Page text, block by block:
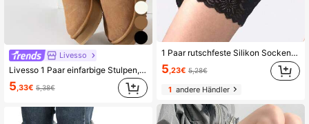
Livesso
Livesso 1 Paar einfarbige Stulpen, modisch & warm, geeignet für Schuloutfit, Halloween Socken, Herbst/Winter, Lässig, Feiertage, Weihnachtsparty Outfit
5,33€ 5,38€
1 Paar rutschfeste Silikon Socken Überzüge, elastische Spitzenborte gegen Hautreizungen Oberschenkel Bänder, unsichtbare reibungsbeständige Strümpfe
5,23€ 5,28€
1andere Händler